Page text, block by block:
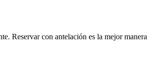
Reservar con antelación es la mejor manera